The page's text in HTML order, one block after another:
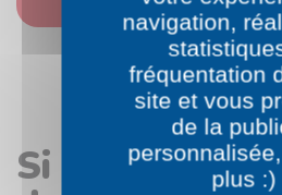
Si vous avez
navigation,
fréquentation
site et vous
de la
plus :)